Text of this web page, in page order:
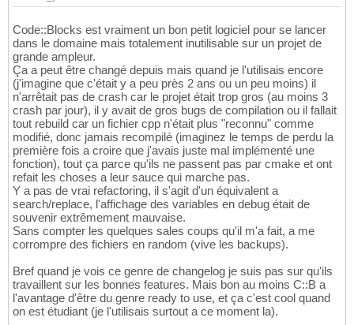
Code::Blocks est vraiment un bon petit logiciel pour se lancer
dans le domaine mais totalement inutilisable sur un projet de
grande ampleur.
Ça a peut être changé depuis mais quand je l'utilisais encore
(j'imagine que c'était y a peu près 2 ans ou un peu moins) il
n'arrêtait pas de crash car le projet était trop gros (au moins 3
crash par jour), il y avait de gros bugs de compilation ou il fallait
tout rebuild car un fichier cpp n'était plus "reconnu" comme
modifié, donc jamais recompilé (imaginez le temps de perdu la
première fois a croire que j'avais juste mal implémenté une
fonction), tout ça parce qu'ils ne passent pas par cmake et ont
refait les choses a leur sauce qui marche pas.
Y a pas de vrai refactoring, il s'agit d'un équivalent a
search/replace, l'affichage des variables en debug était de
souvenir extrêmement mauvaise.
Sans compter les quelques sales coups qu'il m'a fait, a me
corrompre des fichiers en random (vive les backups).
Bref quand je vois ce genre de changelog je suis pas sur qu'ils
travaillent sur les bonnes features. Mais bon au moins C::B a
l'avantage d'être du genre ready to use, et ça c'est cool quand
on est étudiant (je l'utilisais surtout a ce moment la).